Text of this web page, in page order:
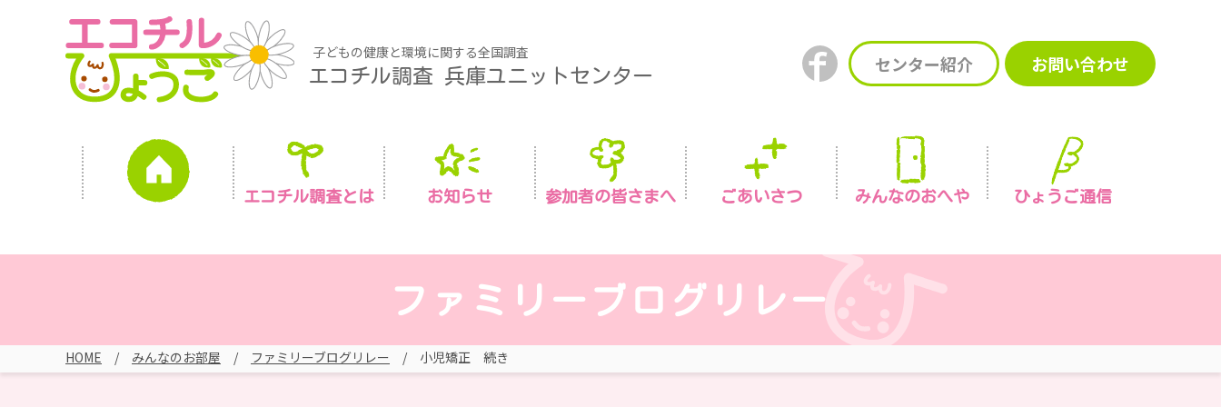
子どもの健康と環境に関する全国調査
エコチル調査 兵庫ユニットセンター
センター紹介 お問い合わせ
エコチル調査とは お知らせ 参加者の皆さまへ ごあいさつ みんなのおへや ひょうご通信
ファミリーブログリレー
HOME みんなのお部屋 ファミリーブログリレー 小児矯正 続き